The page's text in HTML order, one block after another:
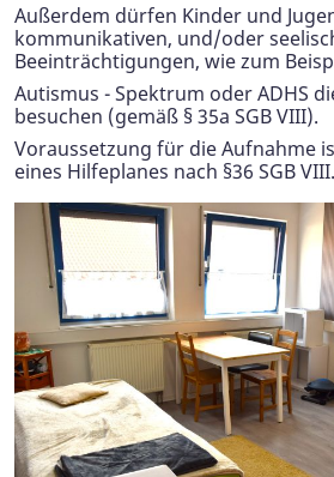
Außerdem dürfen Kinder und
kommunikativen, und/oder
Beeinträchtigungen, wie zum
Autismus - Spektrum oder ADHS
besuchen (gemäß § 35a SGB VIII).
Voraussetzung für die Aufnahme
eines Hilfeplanes nach §36 SGB VIII.